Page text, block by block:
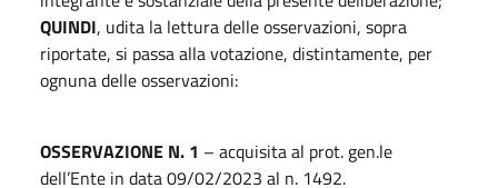
QUINDI, udita la lettura delle osservazioni, sopra
riportate, si passa alla votazione, distintamente, per
ognuna delle osservazioni:
OSSERVAZIONE N. 1 – acquisita al prot. gen.le
dell’Ente in data 09/02/2023 al n. 1492.